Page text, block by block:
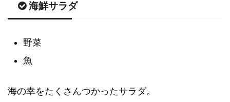
海鮮サラダ
野菜
魚
海の幸をたくさんつかったサラダ。